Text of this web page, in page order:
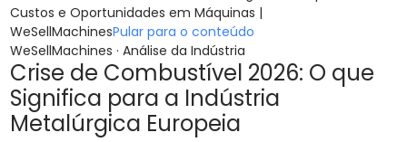
Custos e Oportunidades em Máquinas |
WeSellMachinesPular para o conteúdo
WeSellMachines · Análise da Indústria
Crise de Combustível 2026: O que
Significa para a Indústria
Metalúrgica Europeia